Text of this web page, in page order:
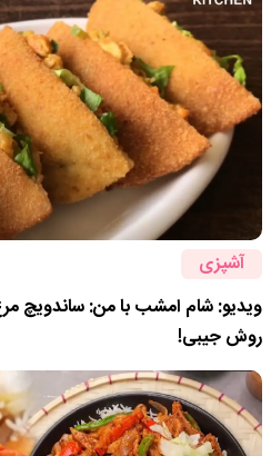
آشپزی
ویدیو: شام امشب با من: ساندویچ
روش جیبی!